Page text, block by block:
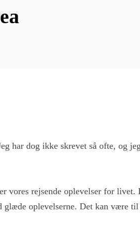
har dog ikke skrevet så ofte, og
vores rejsende oplevelser for
oplevelserne. Det kan være